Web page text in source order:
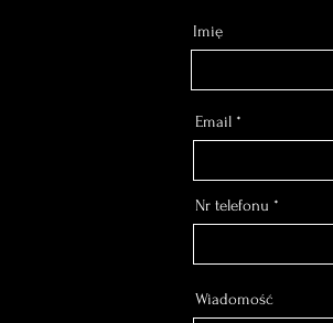
Imię
Email
Nr telefonu
Wiadomość